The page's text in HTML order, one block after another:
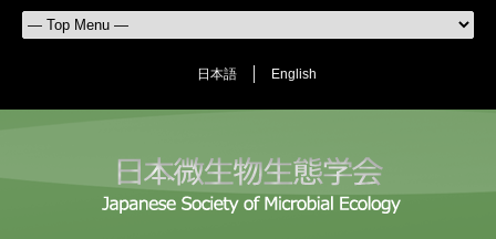
日本語 English